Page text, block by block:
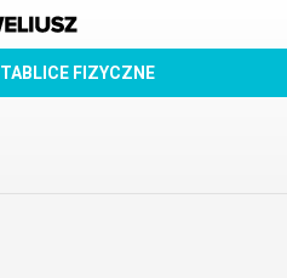
TABLICE FIZYCZNE